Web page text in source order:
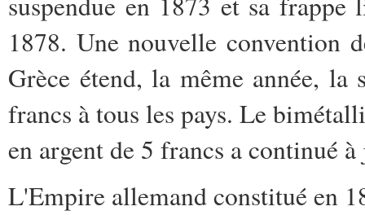
1878. Une nouvelle convention
Grèce étend, la même année,
francs à tous les pays. Le
en argent de 5 francs a
L'Empire allemand constitué en